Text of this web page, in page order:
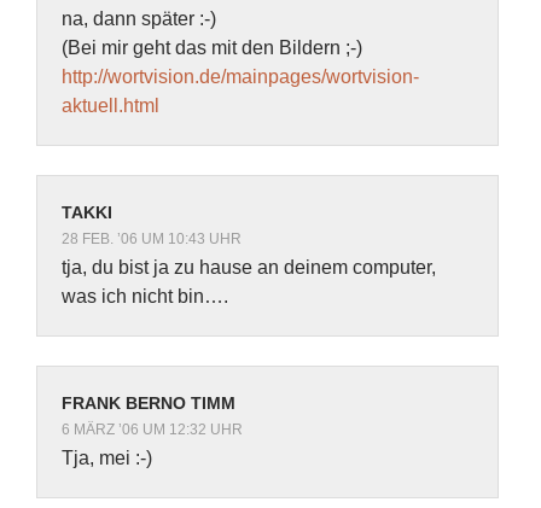
na, dann später :-)
(Bei mir geht das mit den Bildern ;-)
http://wortvision.de/mainpages/wortvision-
aktuell.html
TAKKI
28 FEB. ’06 UM 10:43 UHR
tja, du bist ja zu hause an deinem computer,
was ich nicht bin….
FRANK BERNO TIMM
6 MÄRZ ’06 UM 12:32 UHR
Tja, mei :-)